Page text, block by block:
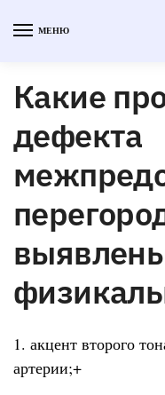
МЕНЮ
Какие
дефекта
1. акцент второго
артерии;+